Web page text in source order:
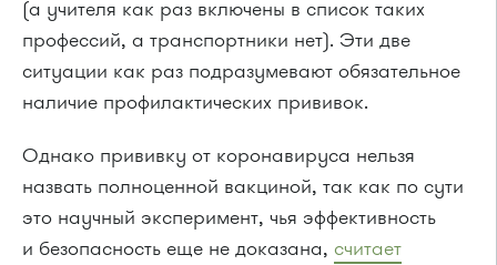
(а учителя как раз включены в список таких
профессий, а транспортники нет). Эти две
ситуации как раз подразумевают обязательное
наличие профилактических прививок.
Однако прививку от коронавируса нельзя
назвать полноценной вакциной, так как по сути
это научный эксперимент, чья эффективность
и безопасность еще не доказана, считает